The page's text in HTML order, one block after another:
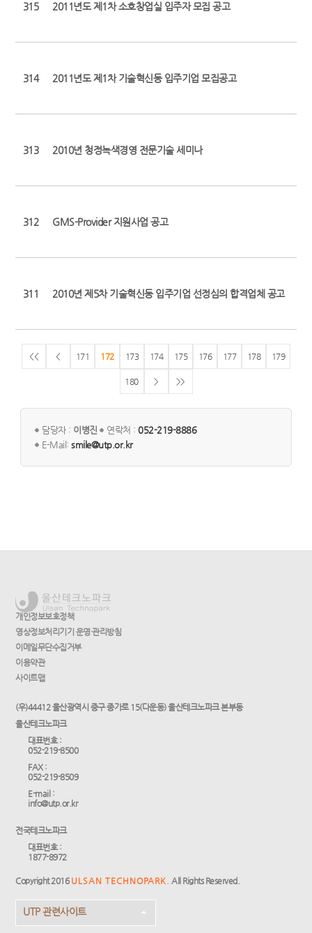
315 2011년도 제1차 소호창업실 입주자 모집 공고
314 2011년도 제1차 기술혁신동 입주기업 모집공고
313 2010년 청정녹색경영 전문기술 세미나
312 GMS-Provider 지원사업 공고
311 2010년 제5차 기술혁신동 입주기업 선정심의 합격업체 공고
<< < 171 172 173 174 175 176 177 178 179
180 > >>
담당자 : 이병진 연락처 :052-219-8886
E-Mail:smile@utp.or.kr
개인정보보호정책
영상정보처리기기 운영·관리방침
이메일무단수집거부
이용약관
사이트맵
(우)44412 울산광역시 중구 종가로 15(다운동) 울산테크노파크 본부동
울산테크노파크
대표번호 :
052-219-8500
FAX :
052-219-8509
E-mail :
info@utp.or.kr
전국테크노파크
대표번호 :
1877-8972
Copyright 2016 ULSAN TECHNOPARK. All Rights Reserved.
UTP 관련사이트